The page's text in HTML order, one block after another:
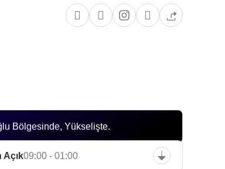
Bölgesinde, Yükselişte.
Açık09:00 - 01:00